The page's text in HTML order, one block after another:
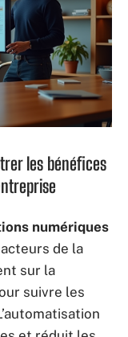
les bénéfices
numériques
de la
sur la
suivre les